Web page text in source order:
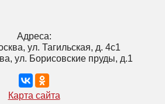
Адреса:
ул. Тагильская, д. 4с1
ул. Борисовские пруды, д.1
Карта сайта